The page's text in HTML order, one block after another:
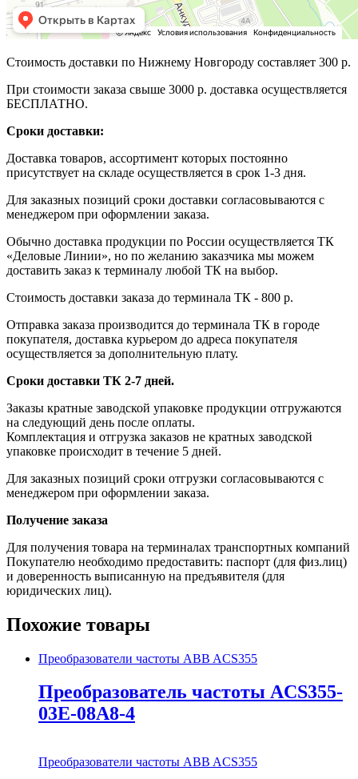
Стоимость доставки по Нижнему Новгороду составляет 300 р.
При стоимости заказа свыше 3000 р. доставка осуществляется
БЕСПЛАТНО.
Сроки доставки:
Доставка товаров, ассортимент которых постоянно
присутствует на складе осуществляется в срок 1-3 дня.
Для заказных позиций сроки доставки согласовываются с
менеджером при оформлении заказа.
Обычно доставка продукции по России осуществляется ТК
«Деловые Линии», но по желанию заказчика мы можем
доставить заказ к терминалу любой ТК на выбор.
Стоимость доставки заказа до терминала ТК - 800 р.
Отправка заказа производится до терминала ТК в городе
покупателя, доставка курьером до адреса покупателя
осуществляется за дополнительную плату.
Сроки доставки ТК 2-7 дней.
Заказы кратные заводской упаковке продукции отгружаются
на следующий день после оплаты.
Комплектация и отгрузка заказов не кратных заводской
упаковке происходит в течение 5 дней.
Для заказных позиций сроки отгрузки согласовываются с
менеджером при оформлении заказа.
Получение заказа
Для получения товара на терминалах транспортных компаний
Покупателю необходимо предоставить: паспорт (для физ.лиц)
и доверенность выписанную на предъявителя (для
юридических лиц).
Похожие товары
Преобразователи частоты ABB ACS355
Преобразователь частоты ACS355-
03E-08A8-4
Преобразователи частоты ABB ACS355